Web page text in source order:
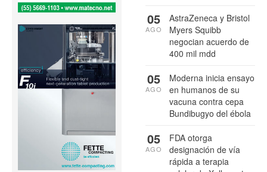
AstraZeneca y Bristol
Myers Squibb
negocian acuerdo de
400 mil mdd
05
AGO
Moderna inicia ensayo
en humanos de su
vacuna contra cepa
Bundibugyo del ébola
05
AGO
FDA otorga
designación de vía
rápida a terapia
05
AGO